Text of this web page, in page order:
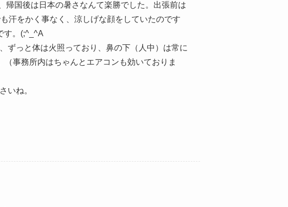
国後は日本の暑さなんて楽勝でした。出張前は
汗をかく事なく、涼しげな顔をしていたのです
す。(;^_^A
ずっと体は火照っており、鼻の下（人中）は常に
事務所内はちゃんとエアコンも効いておりま
いね。